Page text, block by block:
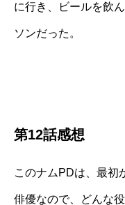
に行き、ビールを飲
ソンだった。
第12話感想
このナムPDは、最初
俳優なので、どんな